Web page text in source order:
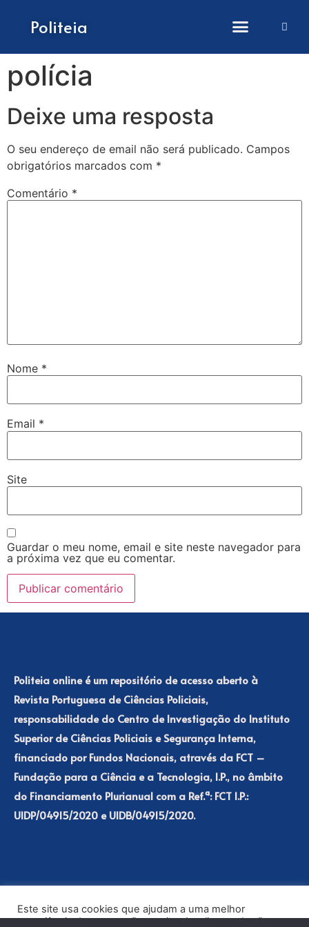
Politeia
polícia
Deixe uma resposta
O seu endereço de email não será publicado. Campos
obrigatórios marcados com *
Comentário *
Nome *
Email *
Site
Guardar o meu nome, email e site neste navegador para
a próxima vez que eu comentar.
Politeia online é um repositório de acesso aberto à
Revista Portuguesa de Ciências Policiais,
responsabilidade do Centro de Investigação do Instituto
Superior de Ciências Policiais e Segurança Interna,
financiado por Fundos Nacionais, através da FCT –
Fundação para a Ciência e a Tecnologia, I.P., no âmbito
do Financiamento Plurianual com a Ref.ª: FCT I.P.:
UIDP/04915/2020 e UIDB/04915/2020.
Este site usa cookies que ajudam a uma melhor
experiência de navegação no site. Ao clicar no botão